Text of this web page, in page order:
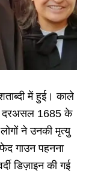
में हुई। काले
दरअसल 1685 के
लोगों ने उनकी मृत्यु
गाउन पहनना
डिज़ाइन की गई